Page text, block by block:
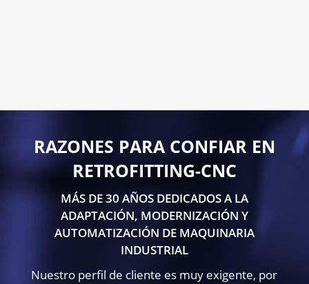
RAZONES PARA CONFIAR EN
RETROFITTING-CNC
MÁS DE 30 AÑOS DEDICADOS A LA
ADAPTACIÓN, MODERNIZACIÓN Y
AUTOMATIZACIÓN DE MAQUINARIA
INDUSTRIAL
Nuestro perfil de cliente es muy exigente, por